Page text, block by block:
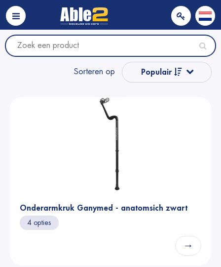
Sorteren op Populair
Onderarmkruk Ganymed - anatomsich zwart
4 opties
→